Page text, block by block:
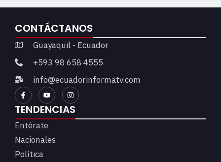
CONTÁCTANOS
Guayaquil - Ecuador
+593 98 658 4555
info@ecuadorinformatv.com
TENDENCIAS
Entérate
Nacionales
Política